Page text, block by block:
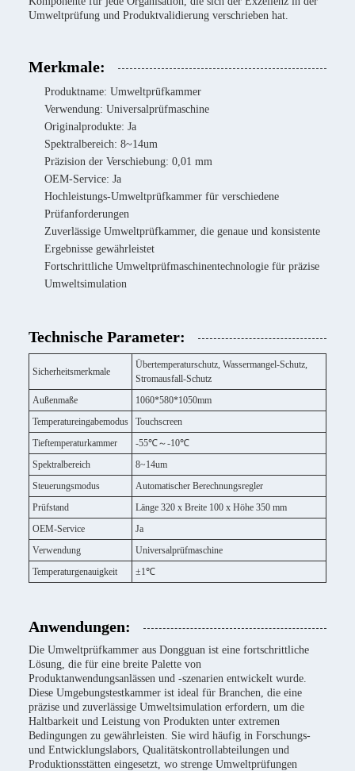
Umweltprüfung und Produktvalidierung verschrieben hat.
Merkmale:
Produktname: Umweltprüfkammer
Verwendung: Universalprüfmaschine
Originalprodukte: Ja
Spektralbereich: 8~14um
Präzision der Verschiebung: 0,01 mm
OEM-Service: Ja
Hochleistungs-Umweltprüfkammer für verschiedene
Prüfanforderungen
Zuverlässige Umweltprüfkammer, die genaue und konsistente
Ergebnisse gewährleistet
Fortschrittliche Umweltprüfmaschinentechnologie für präzise
Umweltsimulation
Technische Parameter:
Sicherheitsmerkmale
Übertemperaturschutz, Wassermangel-Schutz,
Stromausfall-Schutz
Außenmaße
1060*580*1050mm
Temperatureingabemodus
Touchscreen
Tieftemperaturkammer
-55℃～-10℃
Spektralbereich
8~14um
Steuerungsmodus
Automatischer Berechnungsregler
Prüfstand
Länge 320 x Breite 100 x Höhe 350 mm
OEM-Service
Ja
Verwendung
Universalprüfmaschine
Temperaturgenauigkeit
±1℃
Anwendungen:
Die Umweltprüfkammer aus Dongguan ist eine fortschrittliche
Lösung, die für eine breite Palette von
Produktanwendungsanlässen und -szenarien entwickelt wurde.
Diese Umgebungstestkammer ist ideal für Branchen, die eine
präzise und zuverlässige Umweltsimulation erfordern, um die
Haltbarkeit und Leistung von Produkten unter extremen
Bedingungen zu gewährleisten. Sie wird häufig in Forschungs-
und Entwicklungslabors, Qualitätskontrollabteilungen und
Produktionsstätten eingesetzt, wo strenge Umweltprüfungen